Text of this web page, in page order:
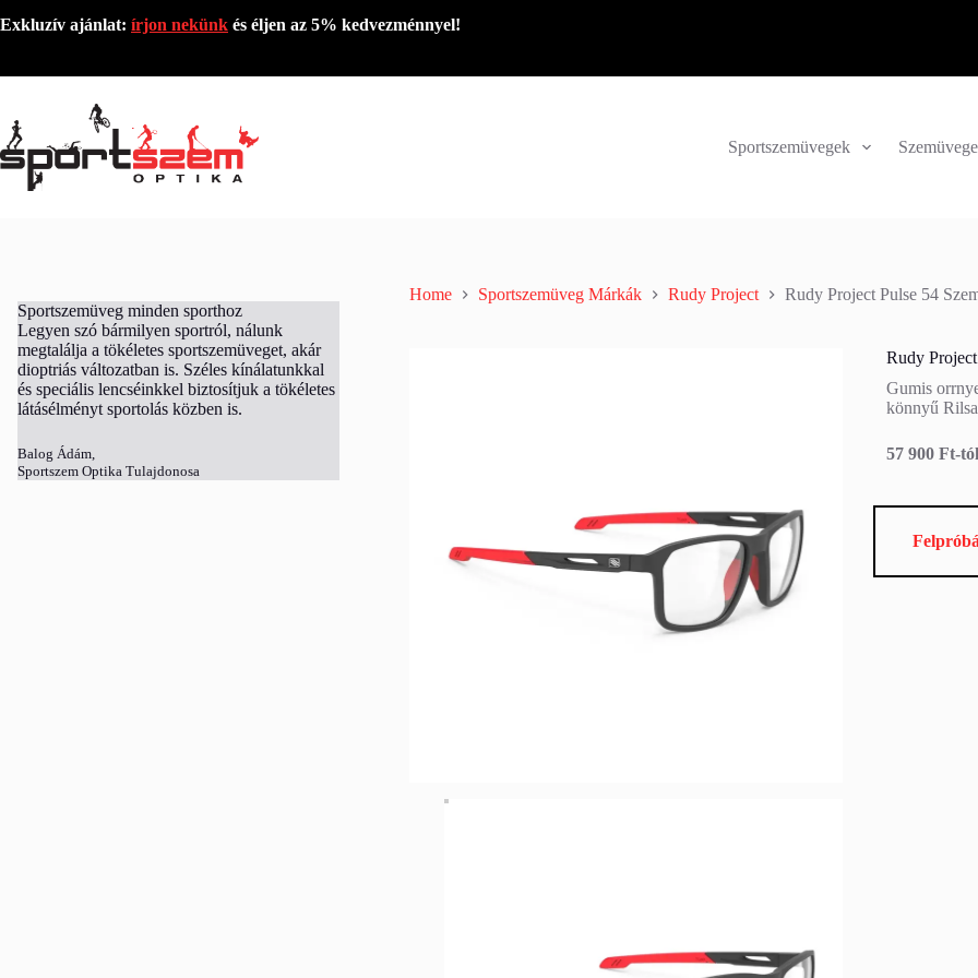
Exkluzív ajánlat: írjon nekünk és éljen az 5% kedvezménnyel!
Sportszemüvegek
Home Sportszemüveg Márkák Rudy Project Rudy Project Pulse 54
Rudy
Gumis
könnyű
57 900 Ft-
Sportszemüveg minden sporthoz
Legyen szó bármilyen sportról, nálunk
megtalálja a tökéletes sportszemüveget, akár
dioptriás változatban is. Széles kínálatunkkal
és speciális lencséinkkel biztosítjuk a tökéletes
látásélményt sportolás közben is.
Balog Ádám,
Sportszem Optika Tulajdonosa